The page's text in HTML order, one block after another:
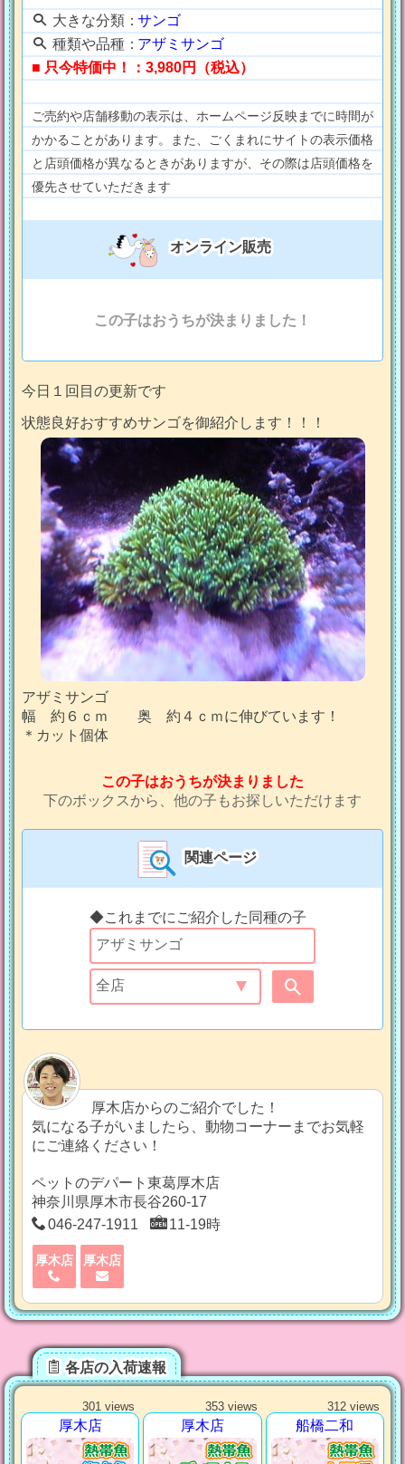
大きな分類：サンゴ
種類や品種：アザミサンゴ
■ 只今特価中！：3,980円（税込）
ご売約や店舗移動の表示は、ホームページ反映までに時間が
かかることがあります。また、ごくまれにサイトの表示価格
と店頭価格が異なるときがありますが、その際は店頭価格を
優先させていただきます
オンライン販売
この子はおうちが決まりました！
今日１回目の更新です
状態良好おすすめサンゴを御紹介します！！！
アザミサンゴ
幅 約６ｃｍ 奥 約４ｃｍに伸びています！
＊カット個体
この子はおうちが決まりました
下のボックスから、他の子もお探しいただけます
関連ページ
◆これまでにご紹介した同種の子
厚木店からのご紹介でした！
気になる子がいましたら、動物コーナーまでお気軽
にご連絡ください！
ペットのデパート東葛厚木店
神奈川県厚木市長谷260-17
046-247-1911
11-19時
厚木店 厚木店
各店の入荷速報
301 views
厚木店
353 views
厚木店
312 views
船橋二和